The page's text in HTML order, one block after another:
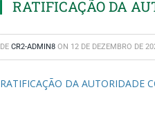
RATIFICAÇÃO DA
DE CR2-ADMIN8 ON 12 DE DEZEMBRO DE
RATIFICAÇÃO DA AUTORIDADE